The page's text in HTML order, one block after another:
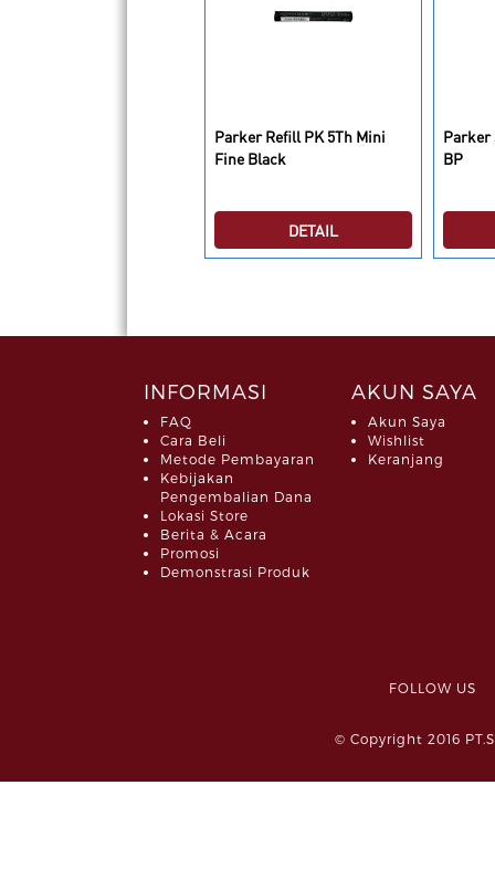
Parker Refill PK 5Th Mini
Fine Black
DETAIL
Parker
BP
INFORMASI
FAQ
Cara Beli
Metode Pembayaran
Kebijakan
Pengembalian Dana
Lokasi Store
Berita & Acara
Promosi
Demonstrasi Produk
AKUN SAYA
Akun Saya
Wishlist
Keranjang
FOLLOW
© Copyright 2016